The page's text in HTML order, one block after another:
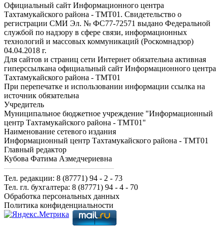
Официальный сайт Информационного центра
Тахтамукайского района - ТМТ01. Свидетельство о
регистрации СМИ Эл. № ФС77-72571 выдано Федеральной
службой по надзору в сфере связи, информационных
технологий и массовых коммуникаций (Роскомнадзор)
04.04.2018 г.
Для сайтов и страниц сети Интернет обязательна активная
гиперссылкана официальный сайт Информационного центра
Тахтамукайского района - ТМТ01
При перепечатке и использовании информации ссылка на
источник обязательна
Учредитель
Муниципальное бюджетное учреждение "Информационный
центр Тахтамукайского района - ТМТ01"
Наименование сетевого издания
Информационный центр Тахтамукайского района - ТМТ01
Главный редактор
Кубова Фатима Азмедчериевна
Тел. редакции: 8 (87771) 94 - 2 - 73
Тел. гл. бухгалтера: 8 (87771) 94 - 4 - 70
Обработка персональных данных
Политика конфиденциальности